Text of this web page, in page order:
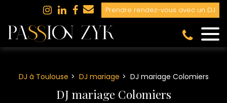
Prendre rendez-vous avec un DJ
DJ à Toulouse DJ mariage DJ mariage Colomiers
DJ mariage Colomiers
Panneau de gestion des cookies